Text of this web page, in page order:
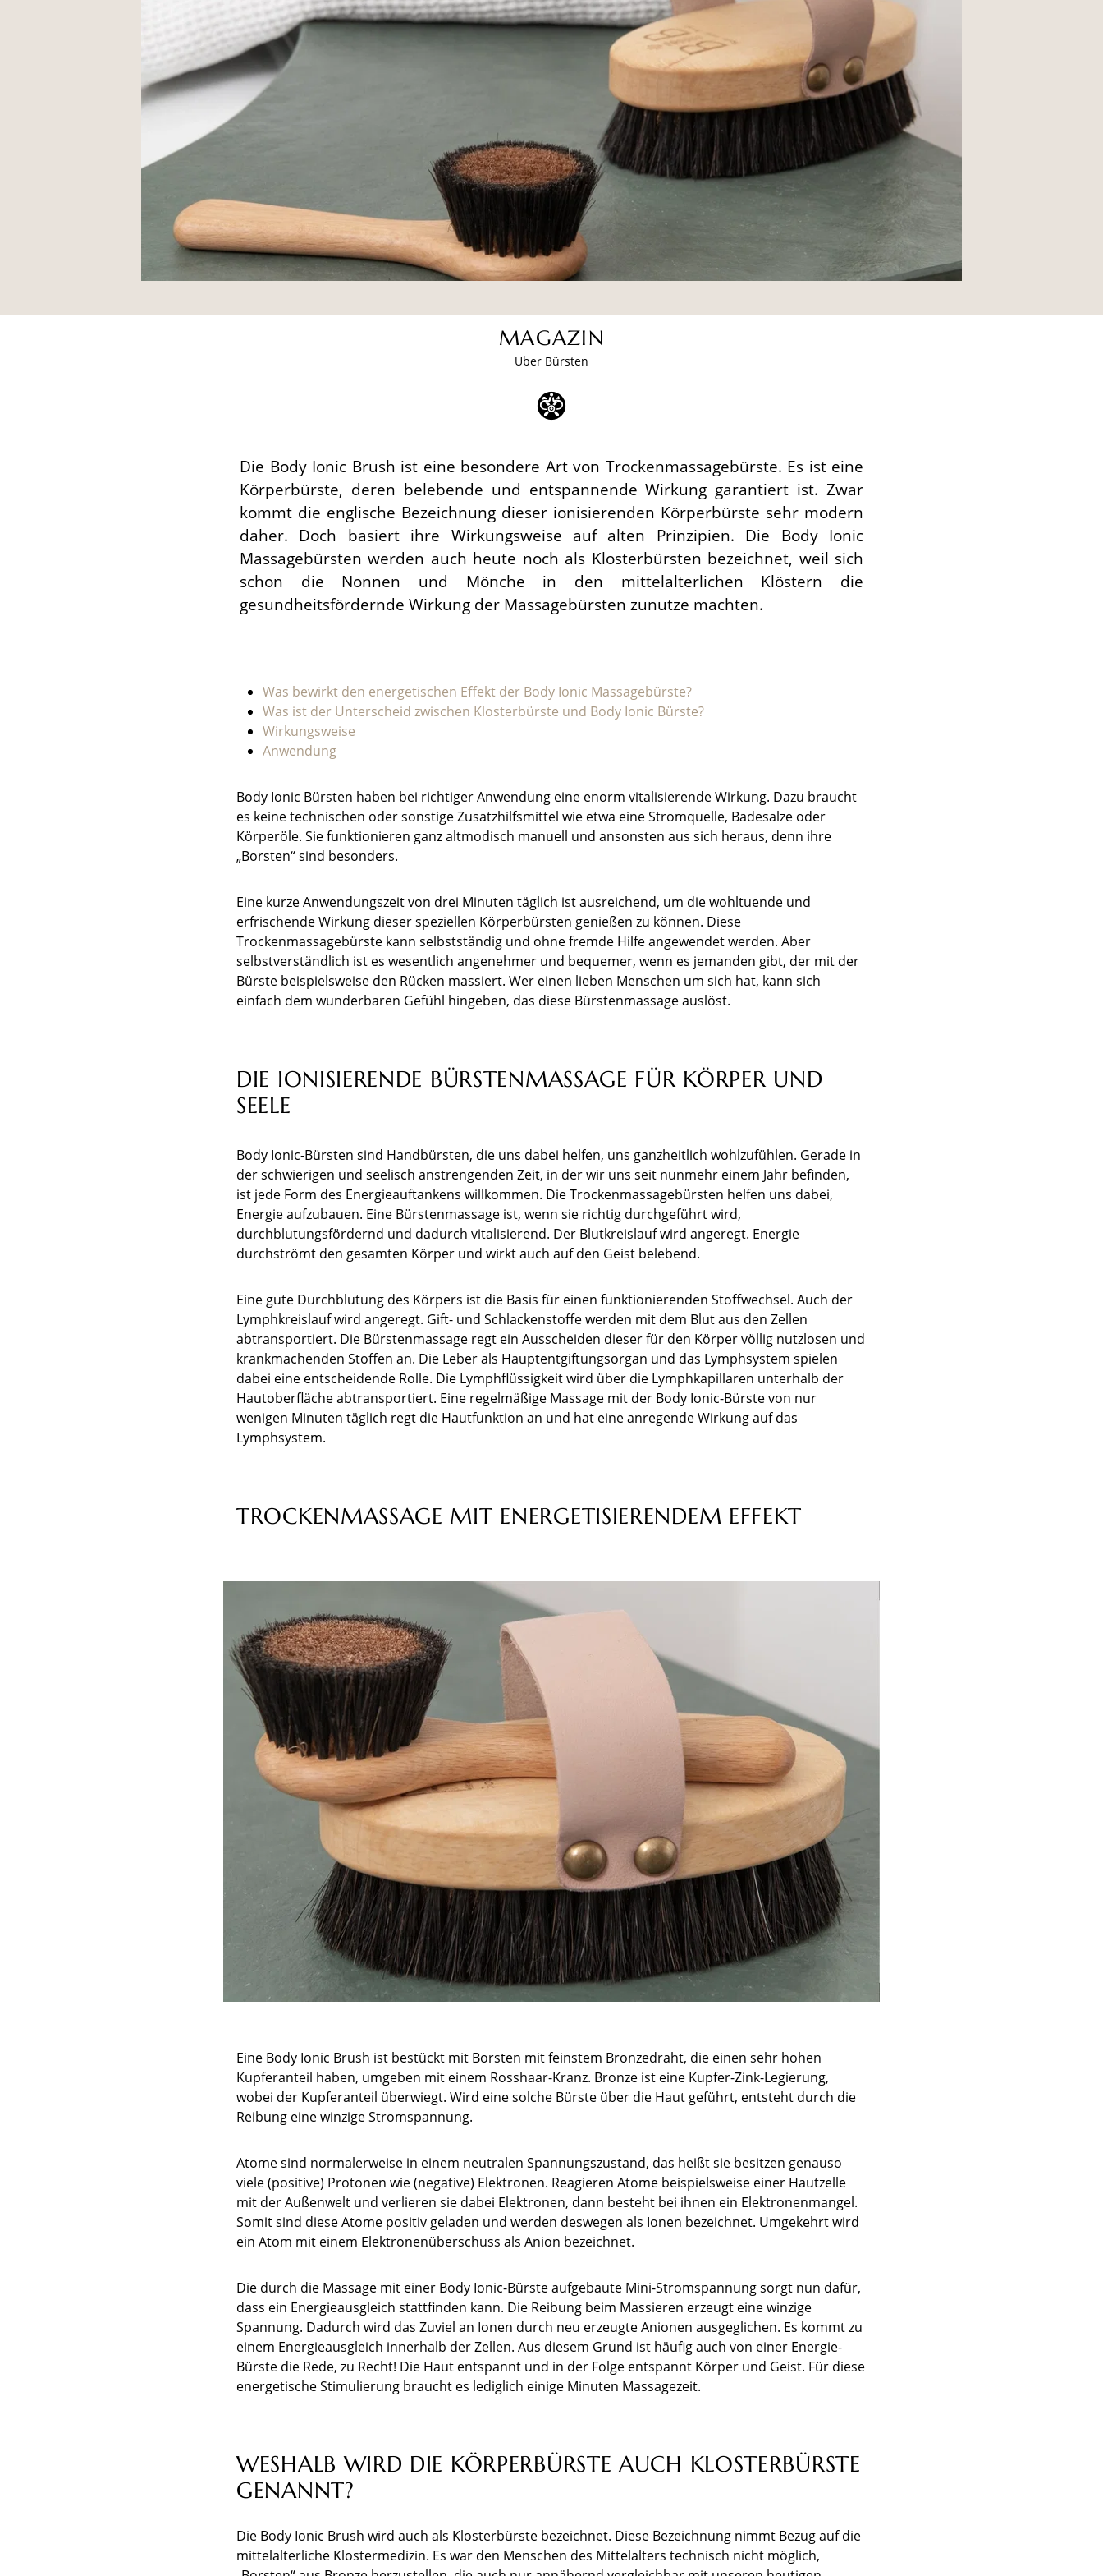
MAGAZIN
Über Bürsten
Die Body Ionic Brush ist eine besondere Art von Trockenmassagebürste. Es ist eine
Körperbürste, deren belebende und entspannende Wirkung garantiert ist. Zwar
kommt die englische Bezeichnung dieser ionisierenden Körperbürste sehr modern
daher. Doch basiert ihre Wirkungsweise auf alten Prinzipien. Die Body Ionic
Massagebürsten werden auch heute noch als Klosterbürsten bezeichnet, weil sich
schon die Nonnen und Mönche in den mittelalterlichen Klöstern die
gesundheitsfördernde Wirkung der Massagebürsten zunutze machten.
Was bewirkt den energetischen Effekt der Body Ionic Massagebürste?
Was ist der Unterscheid zwischen Klosterbürste und Body Ionic Bürste?
Wirkungsweise
Anwendung
Body Ionic Bürsten haben bei richtiger Anwendung eine enorm vitalisierende Wirkung. Dazu braucht
es keine technischen oder sonstige Zusatzhilfsmittel wie etwa eine Stromquelle, Badesalze oder
Körperöle. Sie funktionieren ganz altmodisch manuell und ansonsten aus sich heraus, denn ihre
„Borsten“ sind besonders.
Eine kurze Anwendungszeit von drei Minuten täglich ist ausreichend, um die wohltuende und
erfrischende Wirkung dieser speziellen Körperbürsten genießen zu können. Diese
Trockenmassagebürste kann selbstständig und ohne fremde Hilfe angewendet werden. Aber
selbstverständlich ist es wesentlich angenehmer und bequemer, wenn es jemanden gibt, der mit der
Bürste beispielsweise den Rücken massiert. Wer einen lieben Menschen um sich hat, kann sich
einfach dem wunderbaren Gefühl hingeben, das diese Bürstenmassage auslöst.
DIE IONISIERENDE BÜRSTENMASSAGE FÜR KÖRPER UND
SEELE
Body Ionic-Bürsten sind Handbürsten, die uns dabei helfen, uns ganzheitlich wohlzufühlen. Gerade in
der schwierigen und seelisch anstrengenden Zeit, in der wir uns seit nunmehr einem Jahr befinden,
ist jede Form des Energieauftankens willkommen. Die Trockenmassagebürsten helfen uns dabei,
Energie aufzubauen. Eine Bürstenmassage ist, wenn sie richtig durchgeführt wird,
durchblutungsfördernd und dadurch vitalisierend. Der Blutkreislauf wird angeregt. Energie
durchströmt den gesamten Körper und wirkt auch auf den Geist belebend.
Eine gute Durchblutung des Körpers ist die Basis für einen funktionierenden Stoffwechsel. Auch der
Lymphkreislauf wird angeregt. Gift- und Schlackenstoffe werden mit dem Blut aus den Zellen
abtransportiert. Die Bürstenmassage regt ein Ausscheiden dieser für den Körper völlig nutzlosen und
krankmachenden Stoffen an. Die Leber als Hauptentgiftungsorgan und das Lymphsystem spielen
dabei eine entscheidende Rolle. Die Lymphflüssigkeit wird über die Lymphkapillaren unterhalb der
Hautoberfläche abtransportiert. Eine regelmäßige Massage mit der Body Ionic-Bürste von nur
wenigen Minuten täglich regt die Hautfunktion an und hat eine anregende Wirkung auf das
Lymphsystem.
TROCKENMASSAGE MIT ENERGETISIERENDEM EFFEKT
Eine Body Ionic Brush ist bestückt mit Borsten mit feinstem Bronzedraht, die einen sehr hohen
Kupferanteil haben, umgeben mit einem Rosshaar-Kranz. Bronze ist eine Kupfer-Zink-Legierung,
wobei der Kupferanteil überwiegt. Wird eine solche Bürste über die Haut geführt, entsteht durch die
Reibung eine winzige Stromspannung.
Atome sind normalerweise in einem neutralen Spannungszustand, das heißt sie besitzen genauso
viele (positive) Protonen wie (negative) Elektronen. Reagieren Atome beispielsweise einer Hautzelle
mit der Außenwelt und verlieren sie dabei Elektronen, dann besteht bei ihnen ein Elektronenmangel.
Somit sind diese Atome positiv geladen und werden deswegen als Ionen bezeichnet. Umgekehrt wird
ein Atom mit einem Elektronenüberschuss als Anion bezeichnet.
Die durch die Massage mit einer Body Ionic-Bürste aufgebaute Mini-Stromspannung sorgt nun dafür,
dass ein Energieausgleich stattfinden kann. Die Reibung beim Massieren erzeugt eine winzige
Spannung. Dadurch wird das Zuviel an Ionen durch neu erzeugte Anionen ausgeglichen. Es kommt zu
einem Energieausgleich innerhalb der Zellen. Aus diesem Grund ist häufig auch von einer Energie-
Bürste die Rede, zu Recht! Die Haut entspannt und in der Folge entspannt Körper und Geist. Für diese
energetische Stimulierung braucht es lediglich einige Minuten Massagezeit.
WESHALB WIRD DIE KÖRPERBÜRSTE AUCH KLOSTERBÜRSTE
GENANNT?
Die Body Ionic Brush wird auch als Klosterbürste bezeichnet. Diese Bezeichnung nimmt Bezug auf die
mittelalterliche Klostermedizin. Es war den Menschen des Mittelalters technisch nicht möglich,